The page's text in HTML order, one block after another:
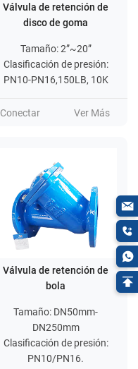
Válvula de retención de
disco de goma
Tamaño: 2”~20”
Clasificación de presión:
PN10-PN16,150LB, 10K
Conectar Ver Más
Válvula de retención de
bola
Tamaño: DN50mm-
DN250mm
Clasificación de presión:
PN10/PN16.